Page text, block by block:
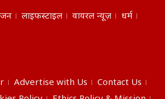
लाइफस्टाइल वायरल न्यूज़
धर्म
Advertise with Us
Contact Us